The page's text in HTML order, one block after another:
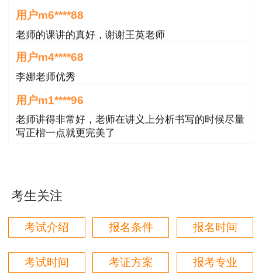
用电子方式签署告知承诺书（电子文本），一经提
交即具有法律效力，不允许代为承诺。报考人员要
人员须知和报考条件说明。
（三）报名时间
2021年度一级造价工程师职业资格考试实行
全国统一网上报名。我区网上报名时间为2021年8
月14日10：00—8月22日17:00
全国专业技术人员资格考试报名服务平台网址
为http://zg.cpta.com.cn/examfront。
（四）被记入专业技术人员资格考试诚信档案
库且在记录期内的应试人员不适用告知承诺制报
考。上述人员在网上报名系统填写报考信息时，将
用户m6****88
老师的课讲的真好，谢谢王英老师
用户m4****68
李娜老师优秀
用户m1****96
老师讲得非常好，老师在讲义上分析书写的时候尽量
写正楷一点就更完美了
用户85****06
真的是把学习变成自己能理解的语言最重要！
用户m1****88
太喜欢王英老师了
考生关注
考试介绍 报名条件 报名时间
考试时间 考证方案 报考专业